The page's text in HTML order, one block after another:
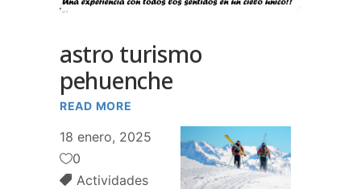
astro turismo
pehuenche
READ MORE
18 enero, 2025
0
Actividades